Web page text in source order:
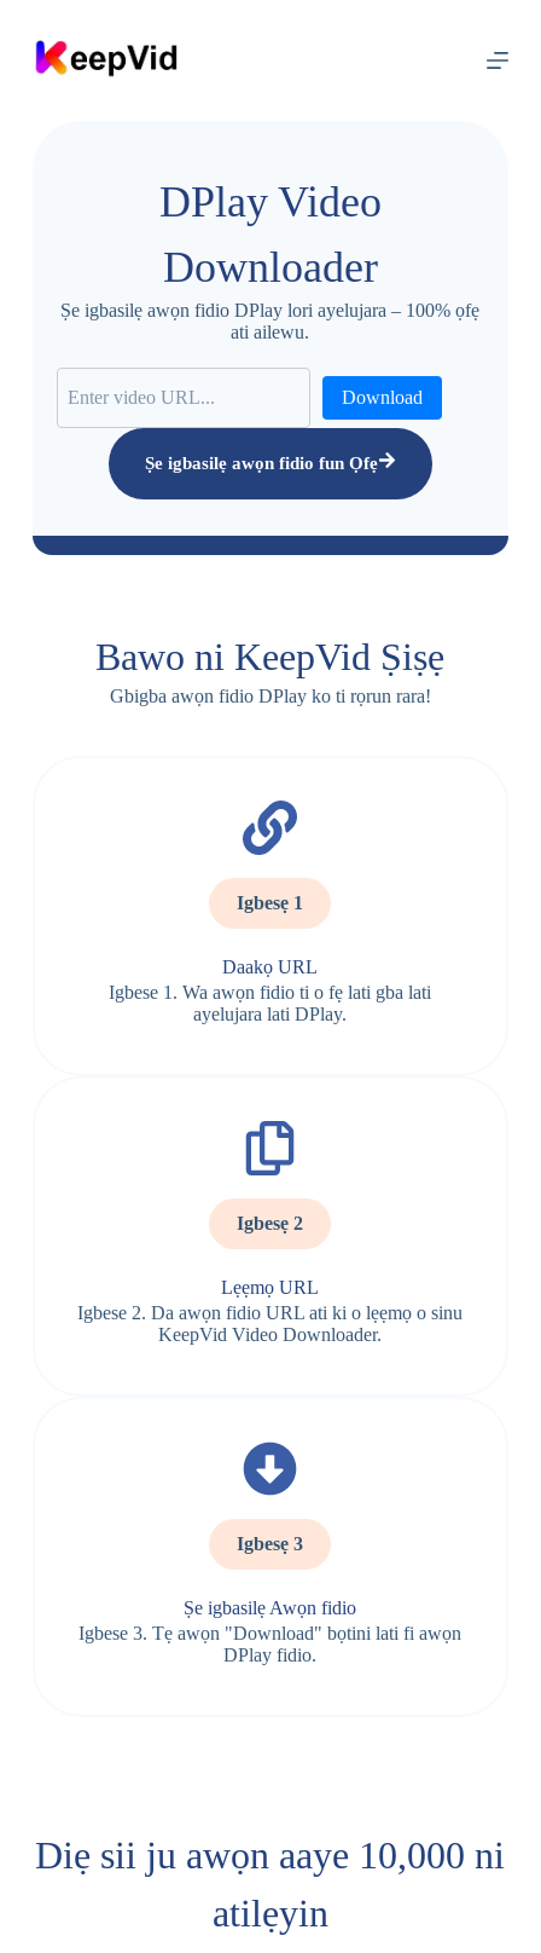
DPlay Video
Downloader
Ṣe igbasilẹ awọn fidio DPlay lori ayelujara – 100% ọfẹ
ati ailewu.
Download
Ṣe igbasilẹ awọn fidio fun Ọfẹ
Bawo ni KeepVid Ṣiṣẹ
Gbigba awọn fidio DPlay ko ti rọrun rara!
Igbesẹ 1
Daakọ URL
Igbese 1. Wa awọn fidio ti o fẹ lati gba lati
ayelujara lati DPlay.
Igbesẹ 2
Lẹẹmọ URL
Igbese 2. Da awọn fidio URL ati ki o lẹẹmọ o sinu
KeepVid Video Downloader.
Igbesẹ 3
Ṣe igbasilẹ Awọn fidio
Igbese 3. Tẹ awọn "Download" bọtini lati fi awọn
DPlay fidio.
Diẹ sii ju awọn aaye 10,000 ni
atilẹyin